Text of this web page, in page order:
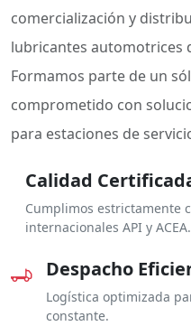
comercialización y
lubricantes automotrices
Formamos parte de un
comprometido con
para estaciones de
Calidad
Cumplimos estrictamente
internacionales API y ACEA.
Despacho
Logística optimizada
constante.